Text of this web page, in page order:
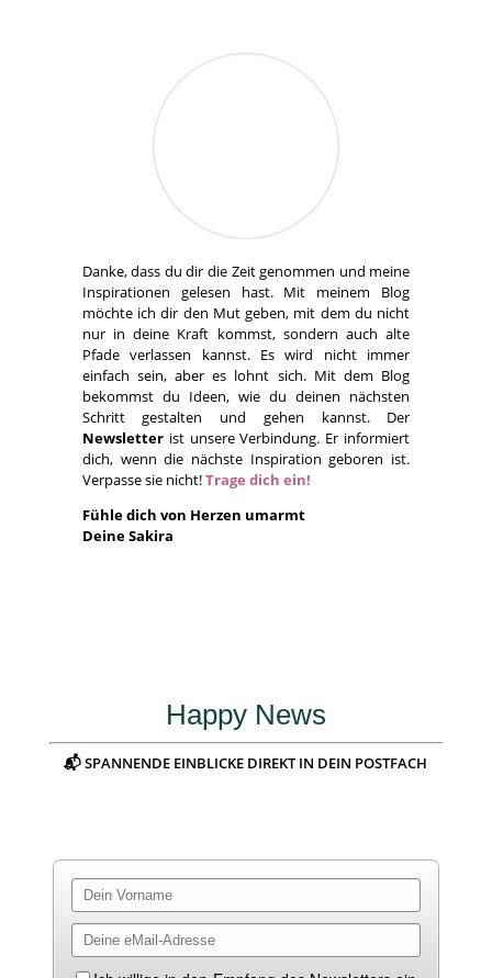
Danke, dass du dir die Zeit genommen und meine
Inspirationen gelesen hast. Mit meinem Blog
möchte ich dir den Mut geben, mit dem du nicht
nur in deine Kraft kommst, sondern auch alte
Pfade verlassen kannst. Es wird nicht immer
einfach sein, aber es lohnt sich. Mit dem Blog
bekommst du Ideen, wie du deinen nächsten
Schritt gestalten und gehen kannst. Der
Newsletterist unsere Verbindung. Er informiert
dich, wenn die nächste Inspiration geboren ist.
Verpasse sie nicht!Trage dich ein!
Fühle dich von Herzen umarmt
Deine Sakira
Happy News
📬 SPANNENDE EINBLICKE DIREKT IN DEIN POSTFACH